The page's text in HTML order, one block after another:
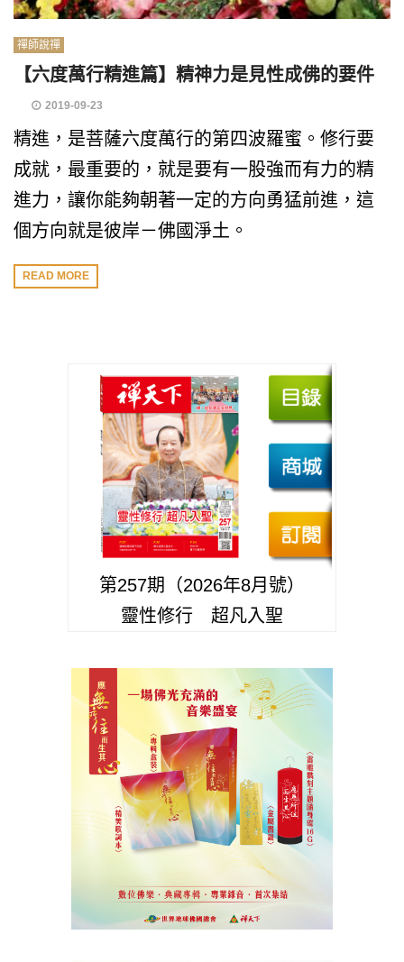
禪師說禪
【六度萬行精進篇】精神力是見性成佛的要件
2019-09-23
精進，是菩薩六度萬行的第四波羅蜜。修行要
成就，最重要的，就是要有一股強而有力的精
進力，讓你能夠朝著一定的方向勇猛前進，這
個方向就是彼岸－佛國淨土。
READ MORE
第257期（2026年8月號）
靈性修行 超凡入聖